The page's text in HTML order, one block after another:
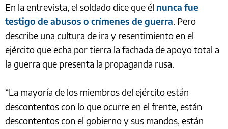
En la entrevista, el soldado dice que él nunca fue
testigo de abusos o crímenes de guerra. Pero
describe una cultura de ira y resentimiento en el
ejército que echa por tierra la fachada de apoyo total a
la guerra que presenta la propaganda rusa.
“La mayoría de los miembros del ejército están
descontentos con lo que ocurre en el frente, están
descontentos con el gobierno y sus mandos, están